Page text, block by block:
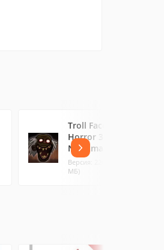
Troll Face Quest:
Horror 3
Nightmares
Версия: 226.1.37 (54.11
МБ)